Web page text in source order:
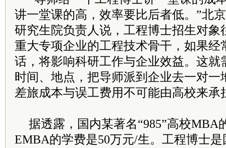
讲一堂课的高，效率要比后者低。”北
研究生院负责人说，工程博士招生对象
重大专项企业的工程技术骨干，如果经
话，将影响科研工作与企业效益。这就
时间、地点，把导师派到企业去一对一
差旅成本与误工费用不可能由高校来承
据透露，国内某著名“985”高校MBA
EMBA的学费是50万元/生。工程博士